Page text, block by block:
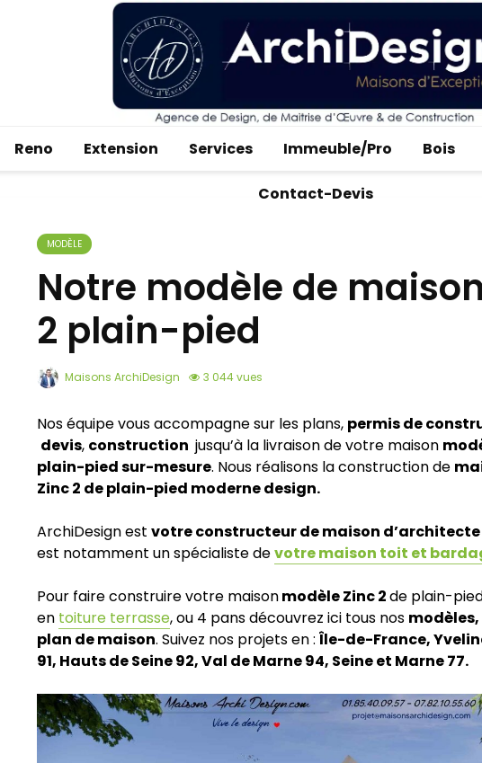
Reno Extension Services Immeuble/Pro Bois
Contact-Devis
MODÈLE
Notre modèle de
2 plain-pied
Maisons ArchiDesign 3 044 vues
Nos équipe vous accompagne sur les plans, permis de
devis, construction jusqu’à la livraison de votre maison
plain-pied sur-mesure. Nous réalisons la construction de
Zinc 2 de plain-pied moderne design.
ArchiDesign est votre constructeur de maison d’architecte
est notamment un spécialiste devotre maison toit et
Pour faire construire votre maisonmodèle Zinc 2de plain-
en toiture terrasse, ou 4 pans découvrez ici tous nos modèles,
plan de maison. Suivez nos projets en : Île-de-France,
91, Hauts de Seine 92, Val de Marne 94, Seine et Marne 77.